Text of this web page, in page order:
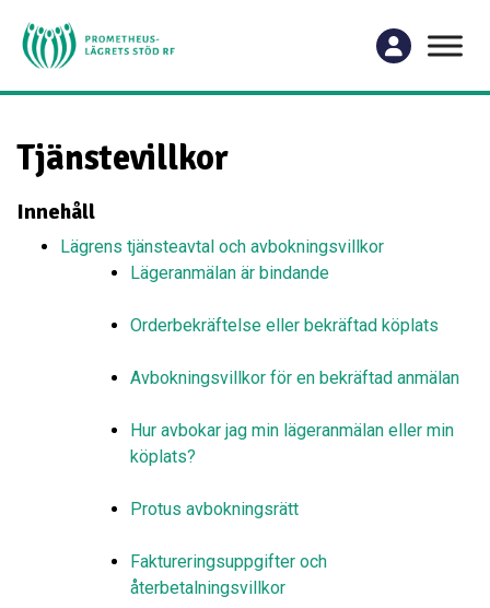
Tjänstevillkor
Innehåll
Lägrens tjänsteavtal och avbokningsvillkor
Lägeranmälan är bindande
Orderbekräftelse eller bekräftad köplats
Avbokningsvillkor för en bekräftad anmälan
Hur avbokar jag min lägeranmälan eller min
köplats?
Protus avbokningsrätt
Faktureringsuppgifter och
återbetalningsvillkor